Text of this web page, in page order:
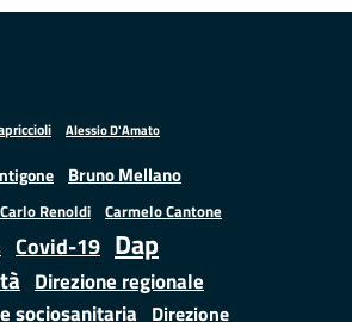
Alessio D'Amato
Bruno Mellano
Carlo Renoldi Carmelo Cantone
Covid-19 Dap
Direzione regionale
sociosanitaria Direzione